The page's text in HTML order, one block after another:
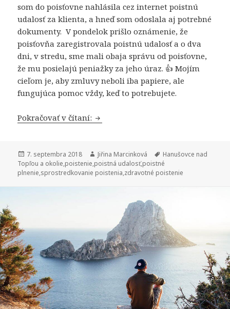
som do poisťovne nahlásila cez internet poistnú
udalosť za klienta, a hneď som odoslala aj potrebné
dokumenty. V pondelok prišlo oznámenie, že
poisťovňa zaregistrovala poistnú udalosť a o dva
dni, v stredu, sme mali obaja správu od poisťovne,
že mu posielajú peniažky za jeho úraz. 👍 Mojím
cieľom je, aby zmluvy neboli iba papiere, ale
fungujúca pomoc vždy, keď to potrebujete.
Pokračovať v čítaní: 2 dni od nahlásenia poistnej
Publikované
7. septembra 2018 Autor
Jiřina Marcinková Značky
Hanušovce nad
Topľou a okolie,poistenie,poistná udalosť,poistné
plnenie,sprostredkovanie poistenia,zdravotné poistenie